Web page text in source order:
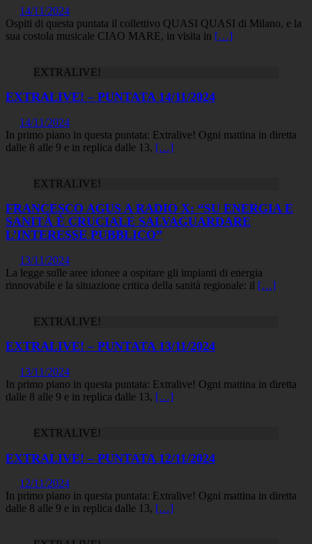
14/11/2024
Ospiti di questa puntata il collettivo QUASI QUASI di Milano, e la
sua costola musicale CIAO MARE, in visita in […]
EXTRALIVE!
EXTRALIVE! – PUNTATA 14/11/2024
14/11/2024
In primo piano in questa puntata: Extralive! Ogni mattina in diretta
dalle 8 alle 9 e in replica dalle 13, […]
EXTRALIVE!
FRANCESCO AGUS A RADIO X: “SU ENERGIA E
SANITÀ È CRUCIALE SALVAGUARDARE
L’INTERESSE PUBBLICO”
13/11/2024
La legge sulle aree idonee a ospitare gli impianti di energia
rinnovabile e la situazione critica della sanità regionale: il […]
EXTRALIVE!
EXTRALIVE! – PUNTATA 13/11/2024
13/11/2024
In primo piano in questa puntata: Extralive! Ogni mattina in diretta
dalle 8 alle 9 e in replica dalle 13, […]
EXTRALIVE!
EXTRALIVE! – PUNTATA 12/11/2024
12/11/2024
In primo piano in questa puntata: Extralive! Ogni mattina in diretta
dalle 8 alle 9 e in replica dalle 13, […]